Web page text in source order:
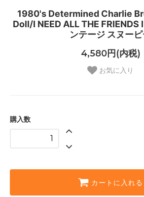
1980's Determined Charlie
Doll/I NEED ALL THE FRIENDS
ンテージ スヌー
4,580円(内税)
お気に入り
購入数
カートに入れる